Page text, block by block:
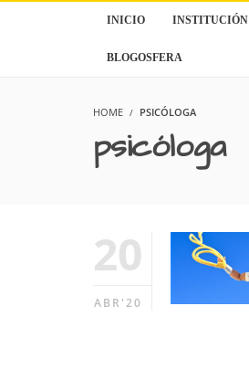
INICIO INSTITUCIÓN
BLOGOSFERA
HOME PSICÓLOGA
psicóloga
20
ABR'20